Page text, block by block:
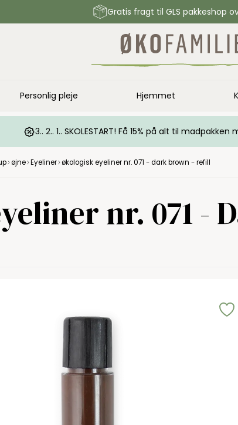
Gratis fragt til GLS pakkeshop
Personlig pleje Hjemmet
3.. 2.. 1.. SKOLESTART! Få 15% på alt til madpakken
øjne Eyeliner økologisk eyeliner nr. 071 - dark brown - refill
nr. 071 -